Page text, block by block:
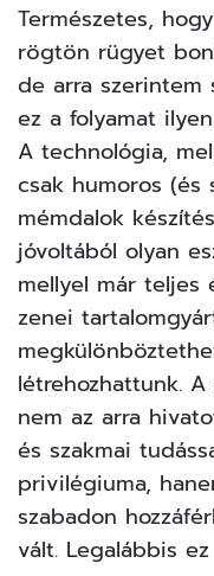
Természetes,
rögtön rügyet
de arra szerintem
ez a folyamat
A technológia,
csak humoros (és
mémdalok
jóvoltából olyan
mellyel már teljes
zenei
létrehozhattunk.
nem az arra
és szakmai
privilégiuma,
szabadon
vált. Legalábbis